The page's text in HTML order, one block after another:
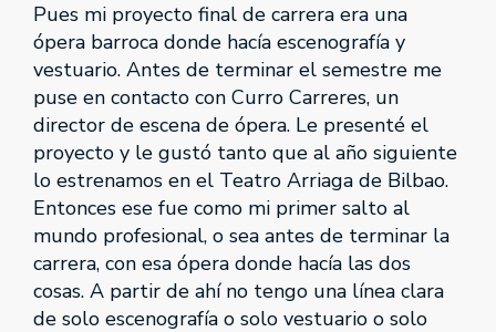
Pues mi proyecto final de carrera era una
ópera barroca donde hacía escenografía y
vestuario. Antes de terminar el semestre me
puse en contacto con Curro Carreres, un
director de escena de ópera. Le presenté el
proyecto y le gustó tanto que al año siguiente
lo estrenamos en el Teatro Arriaga de Bilbao.
Entonces ese fue como mi primer salto al
mundo profesional, o sea antes de terminar la
carrera, con esa ópera donde hacía las dos
cosas. A partir de ahí no tengo una línea clara
de solo escenografía o solo vestuario o solo